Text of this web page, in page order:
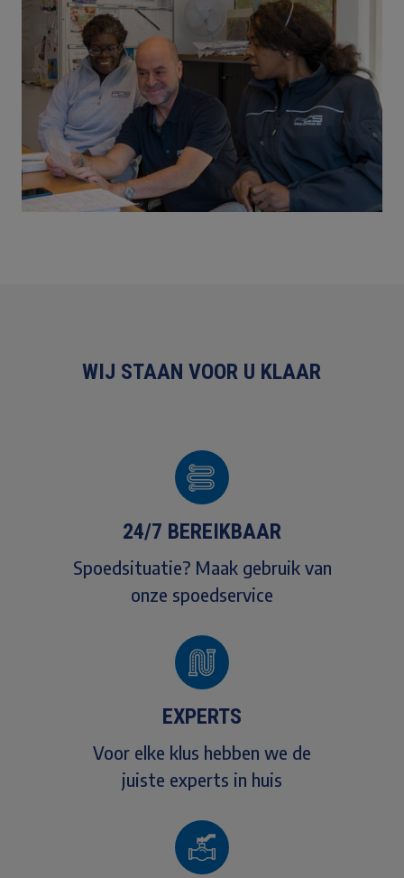
WIJ STAAN VOOR U KLAAR
24/7 BEREIKBAAR
Spoedsituatie? Maak gebruik van
onze spoedservice
EXPERTS
Voor elke klus hebben we de
juiste experts in huis